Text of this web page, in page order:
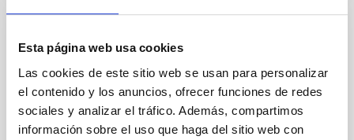
Esta página web usa cookies
Las cookies de este sitio web se usan para personalizar
el contenido y los anuncios, ofrecer funciones de redes
sociales y analizar el tráfico. Además, compartimos
información sobre el uso que haga del sitio web con
MANTENIMIENTO GENERAL
OBSERVATORIOS (ORM-LA PALMA) - FIJO
LABORAL -PS-2026-031